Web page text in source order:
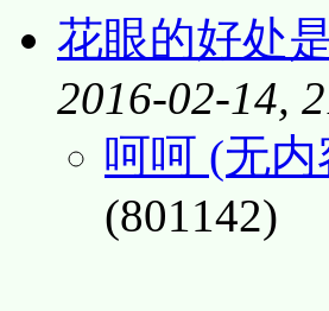
花眼的好处
2016-02-14,
呵呵 (无内
(801142)